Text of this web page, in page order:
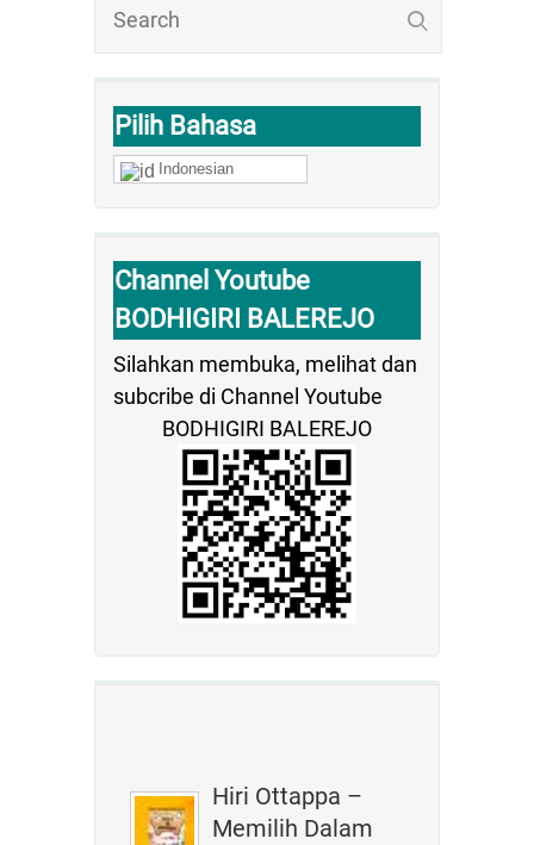
Pilih Bahasa
Indonesian
Channel Youtube
BODHIGIRI BALEREJO
Silahkan membuka, melihat dan
subcribe di Channel Youtube
BODHIGIRI BALEREJO
Hiri Ottappa –
Memilih Dalam